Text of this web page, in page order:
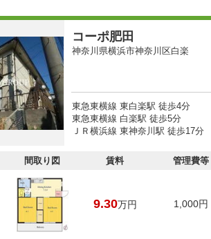
コーポ肥田
神奈川県横浜市神奈川区白楽
東急東横線 東白楽駅 徒歩4分
東急東横線 白楽駅 徒歩5分
ＪＲ横浜線 東神奈川駅 徒歩17分
間取り図 賃料 管理費等
9.30万円 1,000円